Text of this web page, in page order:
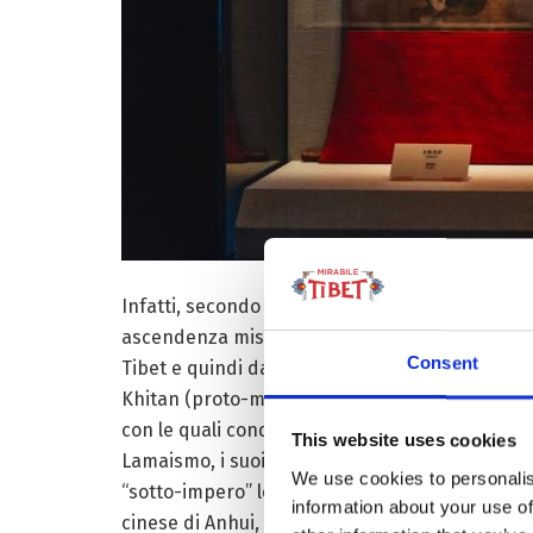
Consent
This website uses cookies
We use cookies to
information about your use
Infatti, secondo la tradizione orale, i Tangut
ascendenza mista Xianbei-Qiang (cinese).
Tibet e quindi dalle regioni storiche di Amdo
Khitan (proto-mongola) e Jurchen
con le quali condividono l’appartenenza
Lamaismo, i suoi
chiederanno l’aiuto
“sotto-impero” leale ma separato, che durerà
cinese di Anhui, mentre i clan nobiliari